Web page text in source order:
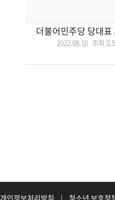
더불어민주당 당대
2022.08.10 조회